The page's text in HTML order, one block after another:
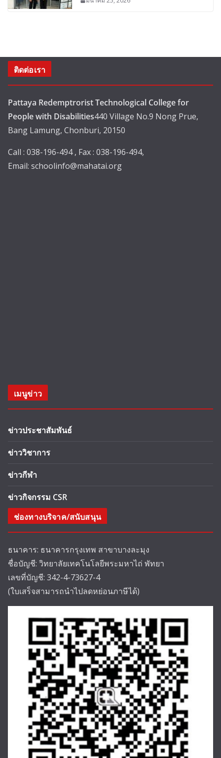
ติดต่อเรา
Pattaya Redemptrorist Technological College for
People with Disabilities440 Village No.9 Nong Prue,
Bang Lamung, Chonburi, 20150
Call : 038-196-494 , Fax : 038-196-494,
Email: schoolinfo@mahatai.org
เมนูข่าว
ข่าวประชาสัมพันธ์
ข่าววิชาการ
ข่าวกีฬา
ข่าวกิจกรรม CSR
ช่องทางบริจาค/สนับสนุน
ธนาคาร: ธนาคารกรุงเทพ สาขาบางละมุง
ชื่อบัญชี: วิทยาลัยเทคโนโลยีพระมหาไถ่ พัทยา
เลขที่บัญชี: 342-4-73627-4
(ใบเสร็จสามารถนำไปลดหย่อนภาษีได้)